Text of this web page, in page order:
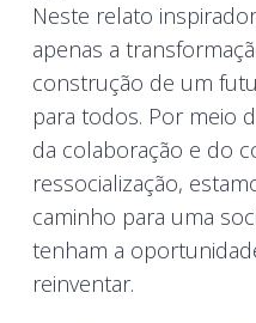
Neste relato
apenas a
construção de um
para todos. Por meio
da colaboração e do
ressocialização,
caminho para uma
tenham a
reinventar.